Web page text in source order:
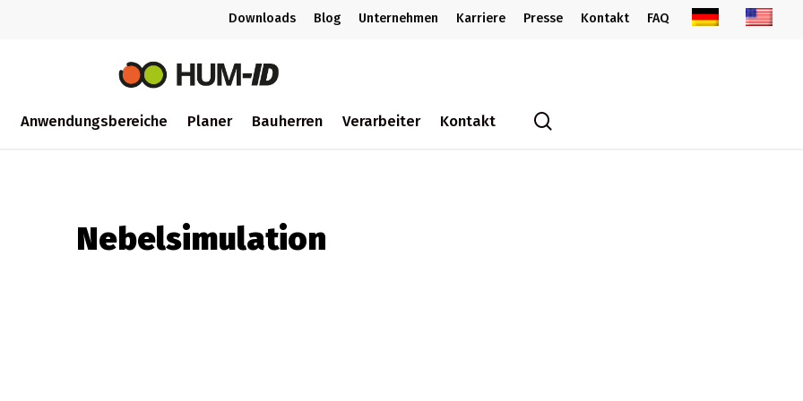
Downloads Blog Unternehmen Karriere Presse Kontakt FAQ
Anwendungsbereiche Planer Bauherren Verarbeiter Kontakt
Nebelsimulation